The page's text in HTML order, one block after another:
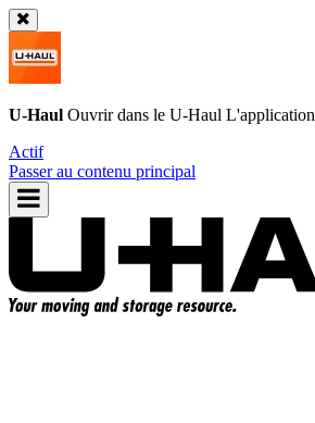
U-Haul Ouvrir dans le U-Haul L'application
Actif
Passer au contenu principal